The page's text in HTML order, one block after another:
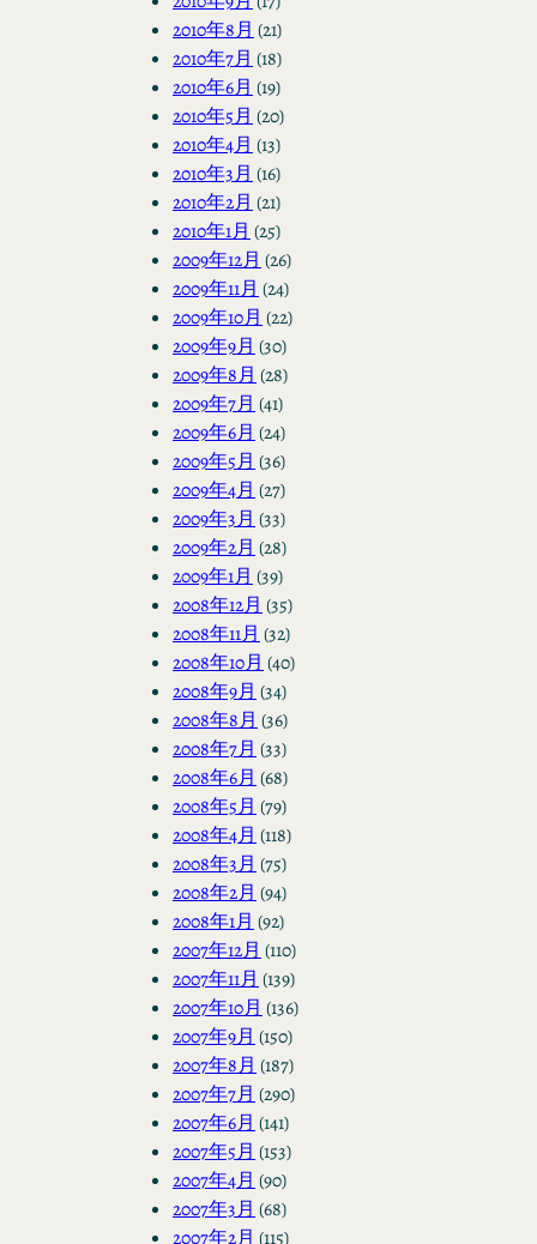
2010年8月 (21)
2010年7月 (18)
2010年6月 (19)
2010年5月 (20)
2010年4月 (13)
2010年3月 (16)
2010年2月 (21)
2010年1月 (25)
2009年12月 (26)
2009年11月 (24)
2009年10月 (22)
2009年9月 (30)
2009年8月 (28)
2009年7月 (41)
2009年6月 (24)
2009年5月 (36)
2009年4月 (27)
2009年3月 (33)
2009年2月 (28)
2009年1月 (39)
2008年12月 (35)
2008年11月 (32)
2008年10月 (40)
2008年9月 (34)
2008年8月 (36)
2008年7月 (33)
2008年6月 (68)
2008年5月 (79)
2008年4月 (118)
2008年3月 (75)
2008年2月 (94)
2008年1月 (92)
2007年12月 (110)
2007年11月 (139)
2007年10月 (136)
2007年9月 (150)
2007年8月 (187)
2007年7月 (290)
2007年6月 (141)
2007年5月 (153)
2007年4月 (90)
2007年3月 (68)
2007年2月 (115)